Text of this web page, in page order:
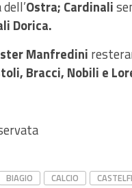
Ostra; Cardinali
Dorica.
Manfredini
Bracci, Nobili e
BIAGIO CALCIO